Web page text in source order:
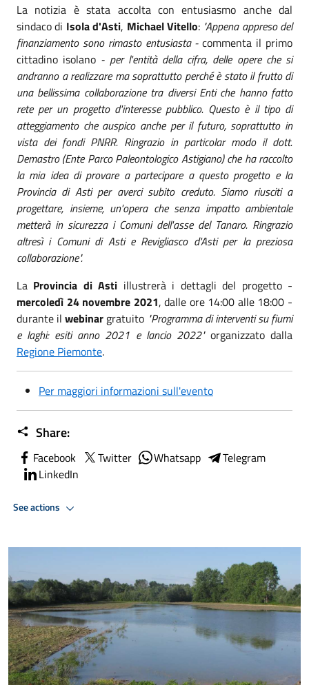
La notizia è stata accolta con entusiasmo anche dal
sindaco di Isola d'Asti, Michael Vitello: "Appena appreso del
finanziamento sono rimasto entusiasta -commenta il primo
cittadino isolano - per l'entità della cifra, delle opere che si
andranno a realizzare ma soprattutto perché è stato il frutto di
una bellissima collaborazione tra diversi Enti che hanno fatto
rete per un progetto d'interesse pubblico. Questo è il tipo di
atteggiamento che auspico anche per il futuro, soprattutto in
vista dei fondi PNRR. Ringrazio in particolar modo il dott.
Demastro (Ente Parco Paleontologico Astigiano) che ha raccolto
la mia idea di provare a partecipare a questo progetto e la
Provincia di Asti per averci subito creduto. Siamo riusciti a
progettare, insieme, un'opera che senza impatto ambientale
metterà in sicurezza i Comuni dell'asse del Tanaro. Ringrazio
altresì i Comuni di Asti e Revigliasco d'Asti per la preziosa
collaborazione".
La Provincia di Asti illustrerà i dettagli del progetto -
mercoledì 24 novembre 2021, dalle ore 14:00 alle 18:00 -
durante ilwebinar gratuito "Programma di interventi su fiumi
e laghi: esiti anno 2021 e lancio 2022"organizzato dalla
Regione Piemonte.
Per maggiori informazioni sull'evento
Share:
Facebook Twitter Whatsapp
Telegram
LinkedIn
See actions